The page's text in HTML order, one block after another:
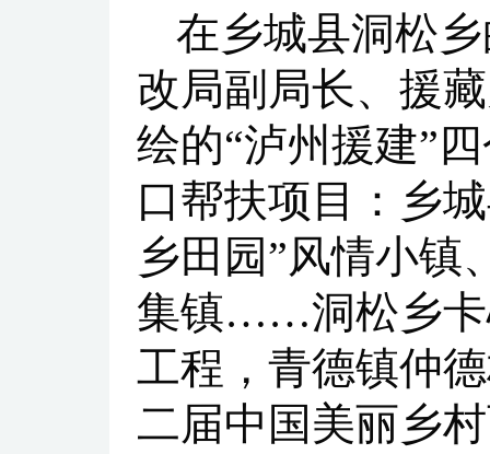
在乡城县洞松
改局副局长、援
绘的“泸州援建”
口帮扶项目：乡
乡田园”风情小镇
集镇……洞松乡卡
工程，青德镇仲
二届中国美丽乡